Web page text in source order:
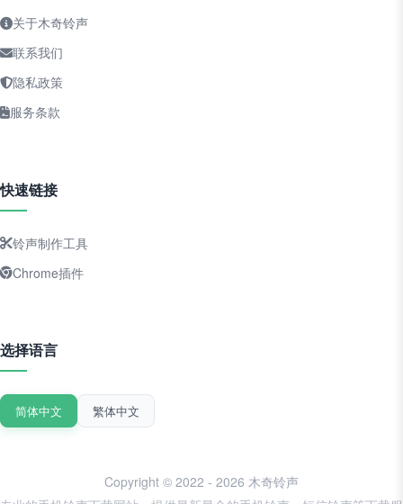
关于木奇铃声
联系我们
隐私政策
服务条款
快速链接
铃声制作工具
Chrome插件
选择语言
简体中文 繁体中文
Copyright © 2022 - 2026 木奇铃声